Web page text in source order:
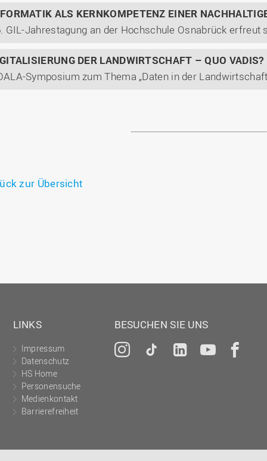
ALS KERNKOMPETENZ EINER
GIL-Jahrestagung an der Hochschule Osnabrück erfreut
DER LANDWIRTSCHAFT – QUO VADIS?
zur Übersicht
LINKS
Impressum
Datenschutz
HS Home
Personensuche
Medienkontakt
Barrierefreiheit
BESUCHEN SIE UNS
Instagram
TiktokLinkedInYouTube